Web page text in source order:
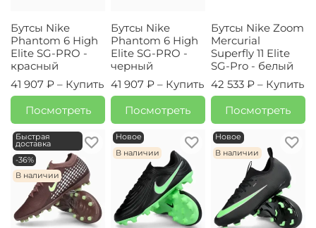
Бутсы Nike
Phantom 6 High
Elite SG-PRO -
красный
41 907 ₽ – Купить
Посмотреть
Бутсы Nike
Phantom 6 High
Elite SG-PRO -
черный
41 907 ₽ – Купить
Посмотреть
Бутсы Nike Zoom
Mercurial
Superfly 11 Elite
SG-Pro - белый
42 533 ₽ – Купить
Посмотреть
Быстрая
доставка
-36%
В наличии
Новое
В наличии
Новое
В наличии